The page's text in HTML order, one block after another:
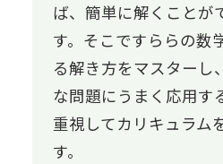
ば、簡単に解くことが
す。そこですららの数
る解き方をマスターし
な問題にうまく応用す
重視してカリキュラム
す。